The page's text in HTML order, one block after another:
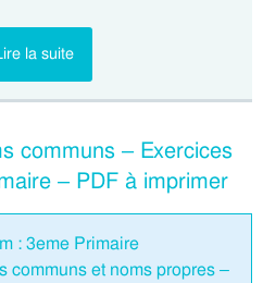
la suite
communs – Exercices
– PDF à imprimer
: 3eme Primaire
communs et noms propres –